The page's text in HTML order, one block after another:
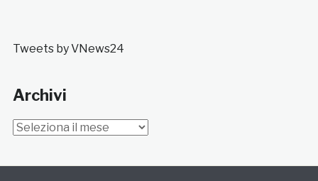
Tweets by VNews24
Archivi
Archivi